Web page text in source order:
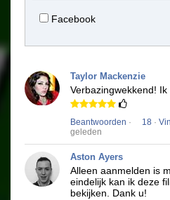
Facebook
Taylor Mackenzie
Verbazingwekkend! Ik
Beantwoorden · 18 ·
geleden
Aston Ayers
Alleen aanmelden is
eindelijk kan ik deze
bekijken. Dank u!